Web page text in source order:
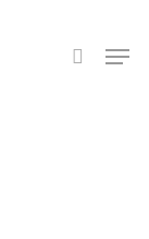
search
Menu